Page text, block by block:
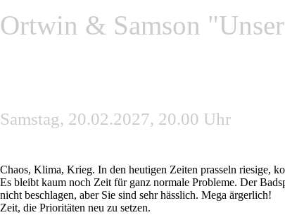
Ortwin & Samson
Samstag, 20.02.2027, 20.00 Uhr
Chaos, Klima, Krieg. In den heutigen Zeiten prasseln riesige,
Es bleibt kaum noch Zeit für ganz normale Probleme. Der
nicht beschlagen, aber Sie sind sehr hässlich. Mega ärgerlich!
Zeit, die Prioritäten neu zu setzen.